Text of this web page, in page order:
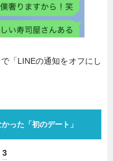
「LINEの通知をオフにし
った「初のデート」
3